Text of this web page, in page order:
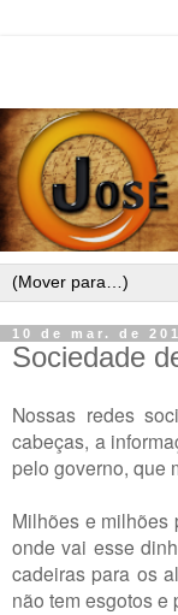
10 de mar. de
Sociedade
Nossas redes
cabeças, a
pelo governo, que
Milhões e milhões
onde vai esse
cadeiras para os
não tem esgotos e